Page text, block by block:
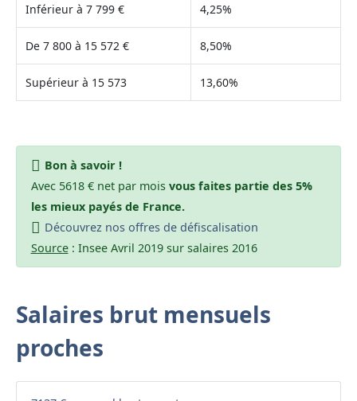
Inférieur à 7 799 € 4,25%
De 7 800 à 15 572 € 8,50%
Supérieur à 15 573 13,60%
Bon à savoir !
Avec 5618 € net par mois vous faites partie des 5%
les mieux payés de France.
Découvrez nos offres de défiscalisation
Source: Insee Avril 2019 sur salaires 2016
Salaires brut mensuels
proches